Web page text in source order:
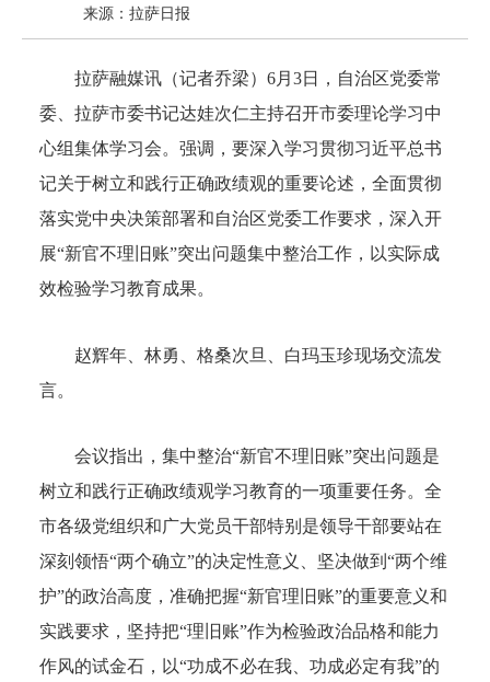
来源：拉萨日报
拉萨融媒讯（记者乔梁）6月3日，自治区党委常
委、拉萨市委书记达娃次仁主持召开市委理论学习中
心组集体学习会。强调，要深入学习贯彻习近平总书
记关于树立和践行正确政绩观的重要论述，全面贯彻
落实党中央决策部署和自治区党委工作要求，深入开
展“新官不理旧账”突出问题集中整治工作，以实际成
效检验学习教育成果。
赵辉年、林勇、格桑次旦、白玛玉珍现场交流发
言。
会议指出，集中整治“新官不理旧账”突出问题是
树立和践行正确政绩观学习教育的一项重要任务。全
市各级党组织和广大党员干部特别是领导干部要站在
深刻领悟“两个确立”的决定性意义、坚决做到“两个维
护”的政治高度，准确把握“新官理旧账”的重要意义和
实践要求，坚持把“理旧账”作为检验政治品格和能力
作风的试金石，以“功成不必在我、功成必定有我”的